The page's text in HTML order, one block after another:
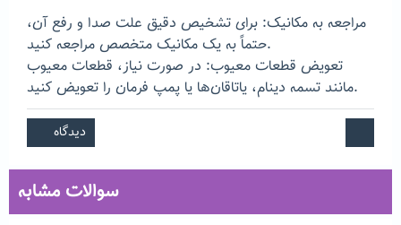
مراجعه به مکانیک: برای تشخیص دقیق علت صدا و رفع آن،
حتماً به یک مکانیک متخصص مراجعه کنید.
تعویض قطعات معیوب: در صورت نیاز، قطعات معیوب
مانند تسمه دینام، یاتاقان‌ها یا پمپ فرمان را تعویض کنید.
سوالات مشابه